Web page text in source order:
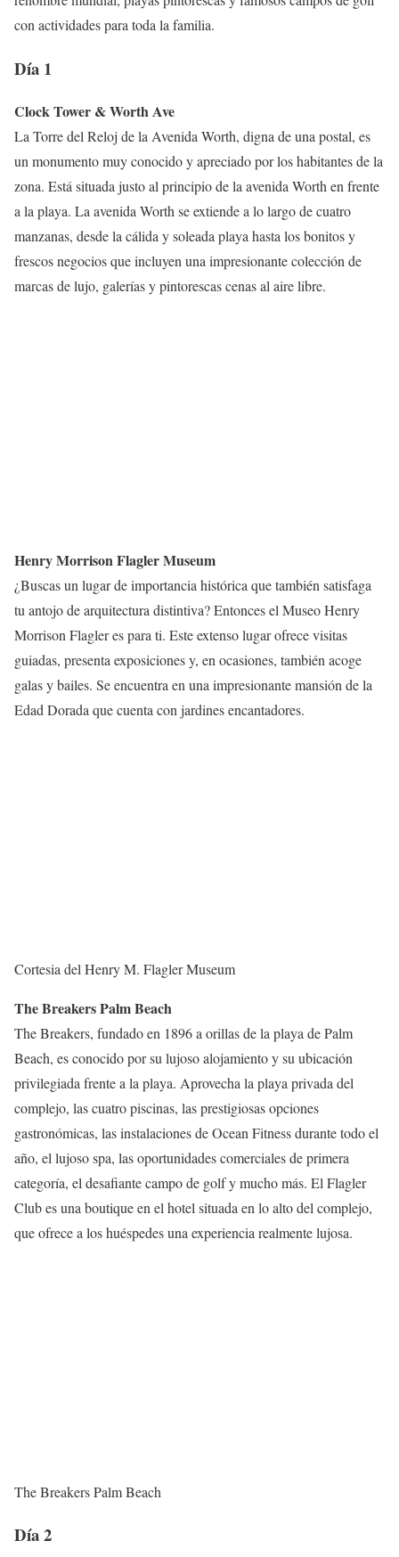
con actividades para toda la familia.
Día 1
Clock Tower & Worth Ave
La Torre del Reloj de la Avenida Worth, digna de una postal, es
un monumento muy conocido y apreciado por los habitantes de la
zona. Está situada justo al principio de la avenida Worth en frente
a la playa. La avenida Worth se extiende a lo largo de cuatro
manzanas, desde la cálida y soleada playa hasta los bonitos y
frescos negocios que incluyen una impresionante colección de
marcas de lujo, galerías y pintorescas cenas al aire libre.
Henry Morrison Flagler Museum
¿Buscas un lugar de importancia histórica que también satisfaga
tu antojo de arquitectura distintiva? Entonces el Museo Henry
Morrison Flagler es para ti. Este extenso lugar ofrece visitas
guiadas, presenta exposiciones y, en ocasiones, también acoge
galas y bailes. Se encuentra en una impresionante mansión de la
Edad Dorada que cuenta con jardines encantadores.
Cortesia del Henry M. Flagler Museum
The Breakers Palm Beach
The Breakers, fundado en 1896 a orillas de la playa de Palm
Beach, es conocido por su lujoso alojamiento y su ubicación
privilegiada frente a la playa. Aprovecha la playa privada del
complejo, las cuatro piscinas, las prestigiosas opciones
gastronómicas, las instalaciones de Ocean Fitness durante todo el
año, el lujoso spa, las oportunidades comerciales de primera
categoría, el desafiante campo de golf y mucho más. El Flagler
Club es una boutique en el hotel situada en lo alto del complejo,
que ofrece a los huéspedes una experiencia realmente lujosa.
The Breakers Palm Beach
Día 2